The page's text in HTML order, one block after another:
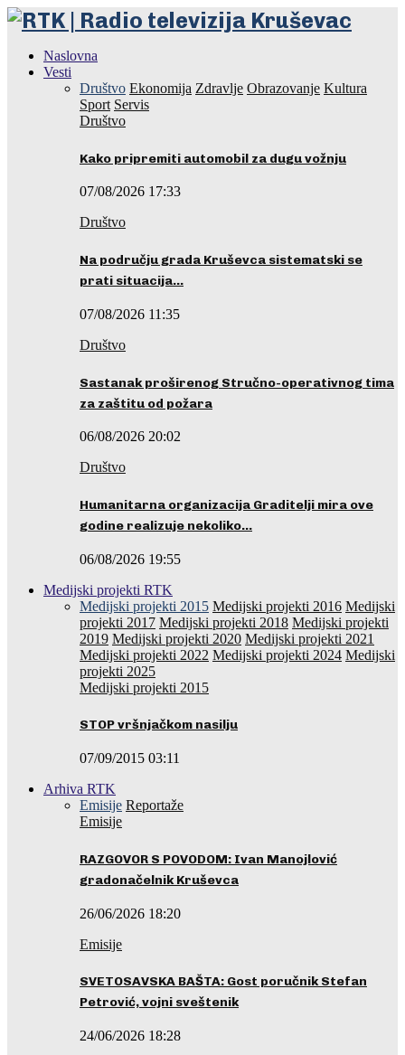
Naslovna
Vesti
Društvo Ekonomija Zdravlje Obrazovanje Kultura
Sport Servis
Društvo
Kako pripremiti automobil za dugu vožnju
07/08/2026 17:33
Društvo
Na području grada Kruševca sistematski se
prati situacija…
07/08/2026 11:35
Društvo
Sastanak proširenog Stručno-operativnog tima
za zaštitu od požara
06/08/2026 20:02
Društvo
Humanitarna organizacija Graditelji mira ove
godine realizuje nekoliko…
06/08/2026 19:55
Medijski projekti RTK
Medijski projekti 2015 Medijski projekti 2016 Medijski
projekti 2017 Medijski projekti 2018 Medijski projekti
2019 Medijski projekti 2020 Medijski projekti 2021
Medijski projekti 2022 Medijski projekti 2024 Medijski
projekti 2025
Medijski projekti 2015
STOP vršnjačkom nasilju
07/09/2015 03:11
Arhiva RTK
Emisije Reportaže
Emisije
RAZGOVOR S POVODOM: Ivan Manojlović
gradonačelnik Kruševca
26/06/2026 18:20
Emisije
SVETOSAVSKA BAŠTA: Gost poručnik Stefan
Petrović, vojni sveštenik
24/06/2026 18:28